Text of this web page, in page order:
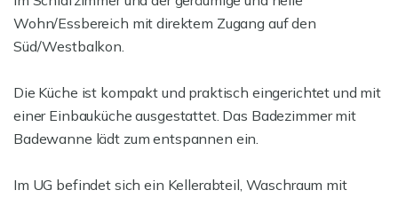
Wohn/Essbereich mit direktem Zugang auf den
Süd/Westbalkon.
Die Küche ist kompakt und praktisch eingerichtet und mit
einer Einbauküche ausgestattet. Das Badezimmer mit
Badewanne lädt zum entspannen ein.
Im UG befindet sich ein Kellerabteil, Waschraum mit